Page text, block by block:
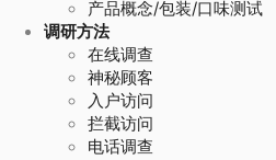
产品概念/包装/口味测试
调研方法
在线调查
神秘顾客
入户访问
拦截访问
电话调查